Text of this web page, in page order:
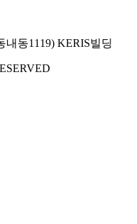
내동1119) KERIS빌딩